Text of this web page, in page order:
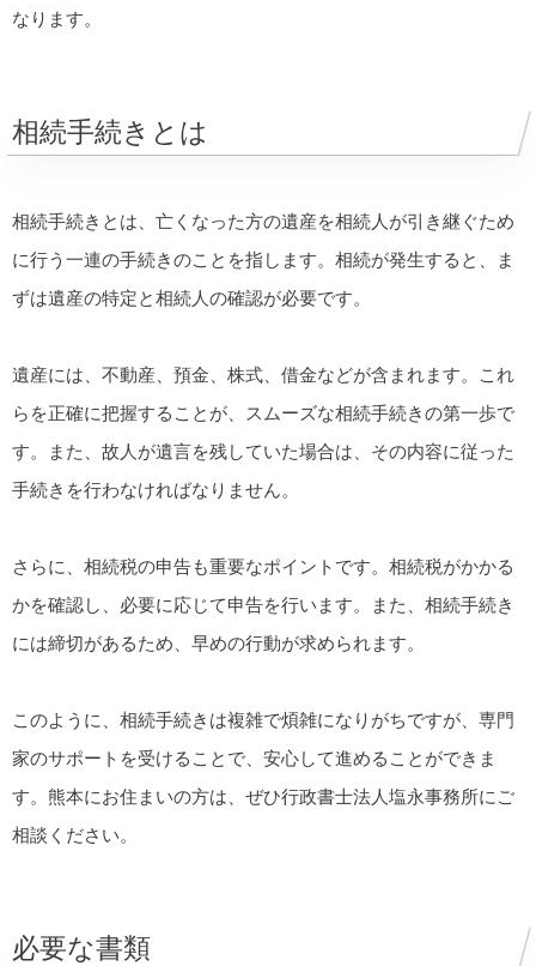
なります。
相続手続きとは
相続手続きとは、亡くなった方の遺産を相続人が引き継ぐため
に行う一連の手続きのことを指します。相続が発生すると、ま
ずは遺産の特定と相続人の確認が必要です。
遺産には、不動産、預金、株式、借金などが含まれます。これ
らを正確に把握することが、スムーズな相続手続きの第一歩で
す。また、故人が遺言を残していた場合は、その内容に従った
手続きを行わなければなりません。
さらに、相続税の申告も重要なポイントです。相続税がかかる
かを確認し、必要に応じて申告を行います。また、相続手続き
には締切があるため、早めの行動が求められます。
このように、相続手続きは複雑で煩雑になりがちですが、専門
家のサポートを受けることで、安心して進めることができま
す。熊本にお住まいの方は、ぜひ行政書士法人塩永事務所にご
相談ください。
必要な書類